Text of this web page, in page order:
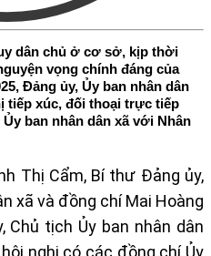
dân chủ ở cơ sở, kịp thời
vọng chính đáng của
Đảng ủy, Ủy ban nhân dân
tiếp xúc, đối thoại trực tiếp
ban nhân dân xã với Nhân
Thị Cẩm, Bí thư Đảng ủy,
xã và đồng chí Mai Hoàng
Chủ tịch Ủy ban nhân dân
nghị có các đồng chí Ủy